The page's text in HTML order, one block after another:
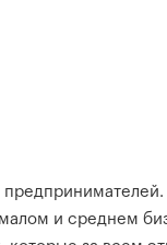
предпринимателей.
и среднем